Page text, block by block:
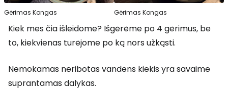
Gėrimas Kongas Gėrimas Kongas
Kiek mes čia išleidome? Išgėrėme po 4 gėrimus, be
to, kiekvienas turėjome po ką nors užkąsti.
Nemokamas neribotas vandens kiekis yra savaime
suprantamas dalykas.